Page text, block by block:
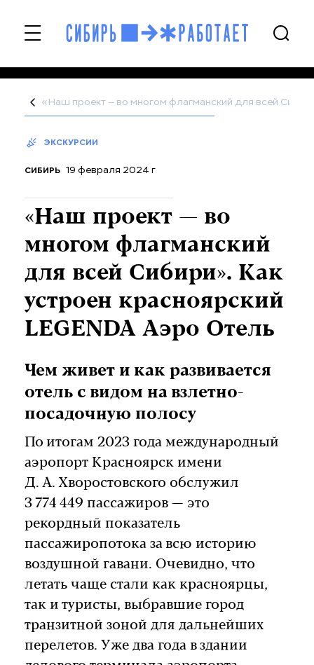
«Наш проект — во многом флагманский для всей
ЭКСКУРСИИ
СИБИРЬ 19 февраля 2024 г
«Наш проект — во
многом флагманский
для всей Сибири». Как
устроен красноярский
LEGENDA Аэро Отель
Чем живет и как развивается
отель с видом на взлетно-
посадочную полосу
По итогам 2023 года международный
аэропорт Красноярск имени
Д. А. Хворостовского обслужил
3 774 449 пассажиров — это
рекордный показатель
пассажиропотока за всю историю
воздушной гавани. Очевидно, что
летать чаще стали как красноярцы,
так и туристы, выбравшие город
транзитной зоной для дальнейших
перелетов. Уже два года в здании